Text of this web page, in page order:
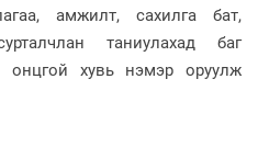
амжилт, сахилга бат,
таниулахад баг
онцгой хувь нэмэр оруулж